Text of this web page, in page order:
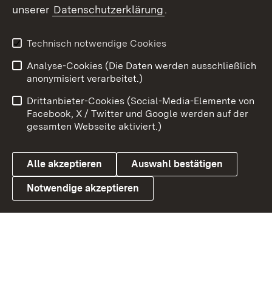
Link zum Landesportal
Benutzungshinweise
Barrierefreiheit
Datenschutz
Cookies
unserer Datenschutzerklärung.
Technisch notwendige Cookies
Analyse-Cookies (Die Daten werden ausschließlich
anonymisiert verarbeitet.)
Drittanbieter-Cookies (Social-Media-Elemente von
Facebook, X / Twitter und Google werden auf der
gesamten Webseite aktiviert.)
Alle akzeptieren Auswahl bestätigen
Notwendige akzeptieren